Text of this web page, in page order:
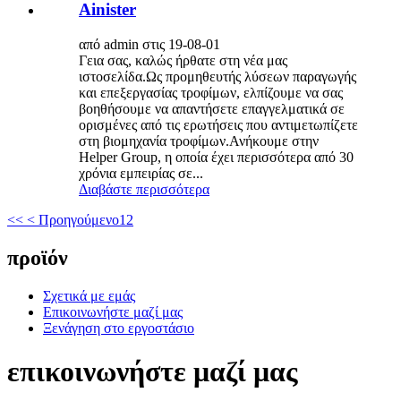
Ainister
από admin στις 19-08-01
Γεια σας, καλώς ήρθατε στη νέα μας
ιστοσελίδα.Ως προμηθευτής λύσεων παραγωγής
και επεξεργασίας τροφίμων, ελπίζουμε να σας
βοηθήσουμε να απαντήσετε επαγγελματικά σε
ορισμένες από τις ερωτήσεις που αντιμετωπίζετε
στη βιομηχανία τροφίμων.Ανήκουμε στην
Helper Group, η οποία έχει περισσότερα από 30
χρόνια εμπειρίας σε...
Διαβάστε περισσότερα
<< < Προηγούμενο1 2
προϊόν
Σχετικά με εμάς
Επικοινωνήστε μαζί μας
Ξενάγηση στο εργοστάσιο
επικοινωνήστε μαζί μας